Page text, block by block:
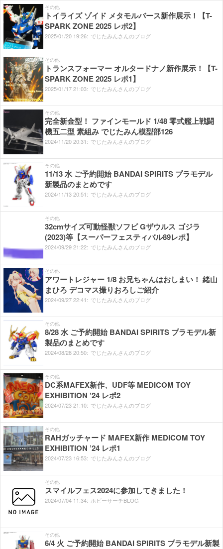
その他
トイライズ ゾイド メタモルバース新作展示！【T-
SPARK ZONE 2025 レポ2】
2025/01/20 19:26: でじたみんさんのブログ
その他
トランスフォーマー オルタードナノ新作展示！【T-
SPARK ZONE 2025 レポ1】
2025/01/1721:03: でじたみんさんのブログ
その他
完全新金型！ ファインモールド 1/48 零式艦上戦闘
機五二型 素組み でじたみん模型部126
2024/11/2020:31: でじたみんさんのブログ
その他
11/13 水 ご予約開始 BANDAI SPIRITS プラモデル
新製品のまとめです
2024/11/1320:51: でじたみんさんのブログ
その他
32cmサイズ可動怪獣ソフビ Gザウルス ゴジラ
(2023)等【スーパーフェスティバル89レポ】
2024/09/2921:22: でじたみんさんのブログ
その他
アワートレジャー 1/8 お兄ちゃんはおしまい！ 緒山
まひろ デコマス撮りおろしご紹介
2024/09/2722:41: でじたみんさんのブログ
その他
8/28 水 ご予約開始 BANDAI SPIRITS プラモデル新
製品のまとめです
2024/08/2820:50: でじたみんさんのブログ
その他
DC系MAFEX新作、UDF等 MEDICOM TOY
EXHIBITION ’24 レポ2
2024/07/2321:10: でじたみんさんのブログ
その他
RAHガッチャード MAFEX新作 MEDICOM TOY
EXHIBITION ’24 レポ1
2024/07/23 16:53: でじたみんさんのブログ
その他
スマイルフェス2024に参加してきました！
2024/07/04 11:34: ホビーサーチBLOG
その他
6/4 火 ご予約開始 BANDAI SPIRITS プラモデル新製